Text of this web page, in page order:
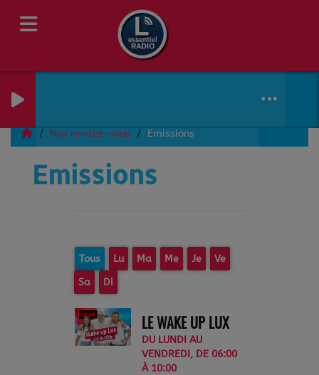
Nos rendez-vous Emissions
Emissions
Tous Lu Ma Me Je
Ve
Sa
Di
LE WAKE UP LUX
DU LUNDI AU
VENDREDI, DE 06:00
À 10:00